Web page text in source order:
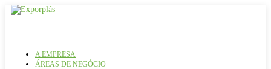
A EMPRESA
ÁREAS DE NEGÓCIO